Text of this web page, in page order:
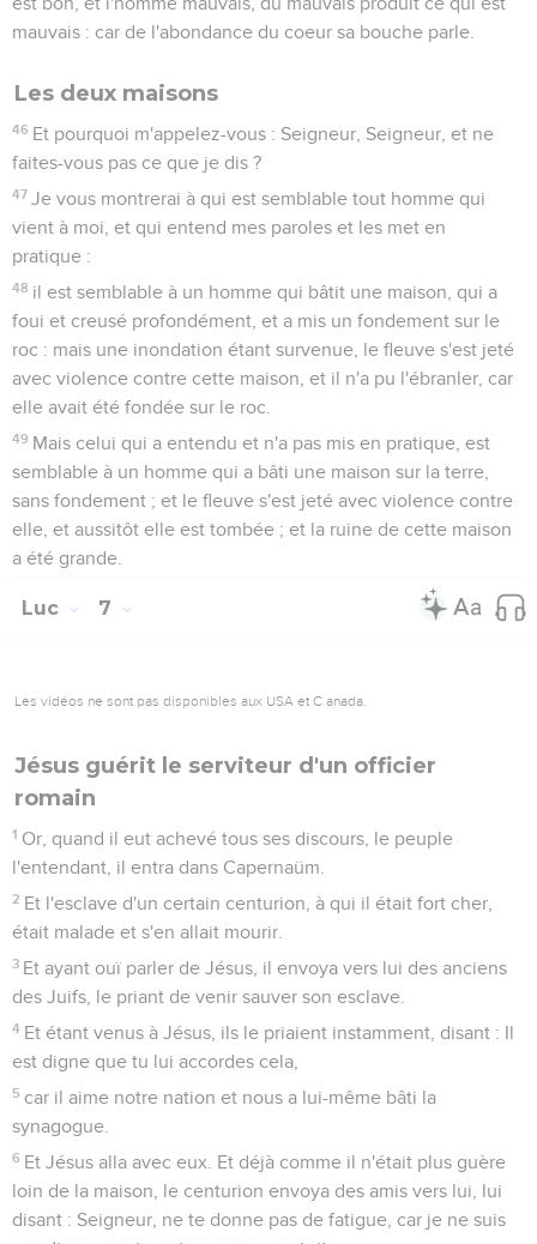
mauvais : car de l'abondance du coeur sa bouche parle.
Les deux maisons
46 Et pourquoi m'appelez-vous : Seigneur, Seigneur, et ne
faites-vous pas ce que je dis ?
47 Je vous montrerai à qui est semblable tout homme qui
vient à moi, et qui entend mes paroles et les met en
pratique :
48 il est semblable à un homme qui bâtit une maison, qui a
foui et creusé profondément, et a mis un fondement sur le
roc : mais une inondation étant survenue, le fleuve s'est jeté
avec violence contre cette maison, et il n'a pu l'ébranler, car
elle avait été fondée sur le roc.
49 Mais celui qui a entendu et n'a pas mis en pratique, est
semblable à un homme qui a bâti une maison sur la terre,
sans fondement ; et le fleuve s'est jeté avec violence contre
elle, et aussitôt elle est tombée ; et la ruine de cette maison
a été grande.
Luc 7
Les vidéos ne sont pas disponibles aux USA et C anada.
Jésus guérit le serviteur d'un officier
romain
1 Or, quand il eut achevé tous ses discours, le peuple
l'entendant, il entra dans Capernaüm.
2 Et l'esclave d'un certain centurion, à qui il était fort cher,
était malade et s'en allait mourir.
3 Et ayant ouï parler de Jésus, il envoya vers lui des anciens
des Juifs, le priant de venir sauver son esclave.
4 Et étant venus à Jésus, ils le priaient instamment, disant : Il
est digne que tu lui accordes cela,
5 car il aime notre nation et nous a lui-même bâti la
synagogue.
6 Et Jésus alla avec eux. Et déjà comme il n'était plus guère
loin de la maison, le centurion envoya des amis vers lui, lui
disant : Seigneur, ne te donne pas de fatigue, car je ne suis